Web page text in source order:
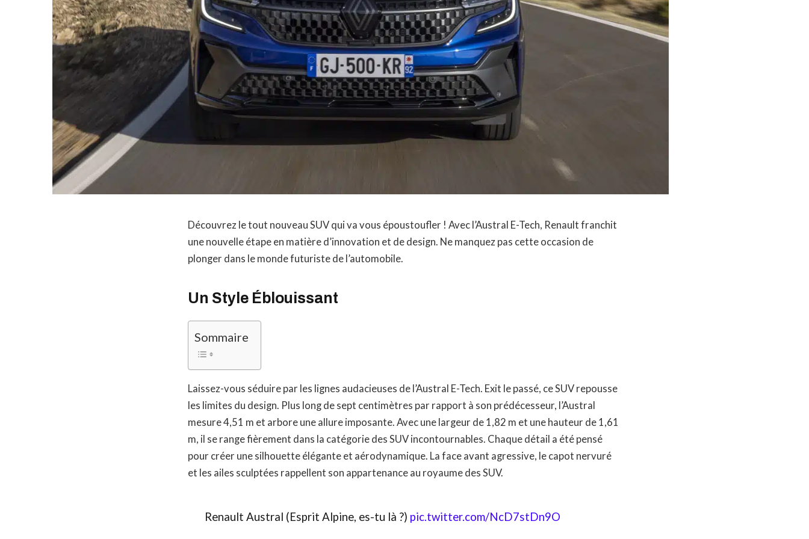
Découvrez le tout nouveau SUV qui va vous époustoufler ! Avec l’Austral E-Tech, Renault franchit
une nouvelle étape en matière d’innovation et de design. Ne manquez pas cette occasion de
plonger dans le monde futuriste de l’automobile.
Un Style Éblouissant
Sommaire
Laissez-vous séduire par les lignes audacieuses de l’Austral E-Tech. Exit le passé, ce SUV repousse
les limites du design. Plus long de sept centimètres par rapport à son prédécesseur, l’Austral
mesure 4,51 m et arbore une allure imposante. Avec une largeur de 1,82 m et une hauteur de 1,61
m, il se range fièrement dans la catégorie des SUV incontournables. Chaque détail a été pensé
pour créer une silhouette élégante et aérodynamique. La face avant agressive, le capot nervuré
et les ailes sculptées rappellent son appartenance au royaume des SUV.
Renault Austral (Esprit Alpine, es-tu là ?) pic.twitter.com/NcD7stDn9O